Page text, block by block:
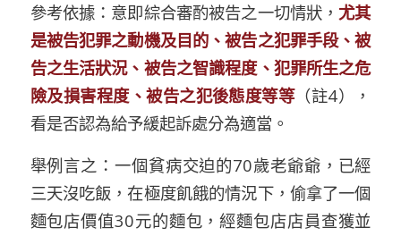
參考依據 ： 意即綜合審酌被告之一切情狀， 尤其
是被告犯罪之動機及目的、被告之犯罪手段、被
告之生活狀況、被告之智識程度、 犯罪所生之危
險及損害程度、被告之犯後態度等等（註4），
看是否認為給予緩起訴處分為適當。
舉例言之 ：一個貧病交迫的70歲老爺爺，已經
三天沒吃飯，在極度飢餓的情況下，偷拿了一個
麵包店價值30元的麵包 ，經麵包店店員查獲並